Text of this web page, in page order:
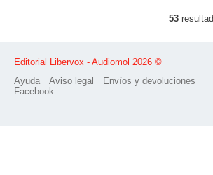
53
Editorial Libervox - Audiomol 2026 ©
Ayuda
Aviso legal
Envíos y devoluciones
Facebook